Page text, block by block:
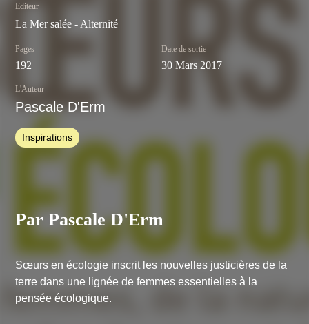
Editeur
La Mer salée - Alternité
Pages
192
Date de sortie
30 Mars 2017
L'Auteur
Pascale D'Erm
Inspirations
Par Pascale D'Erm
Sœurs en écologie inscrit les nouvelles justicières de la
terre dans une lignée de femmes essentielles à la
pensée écologique.